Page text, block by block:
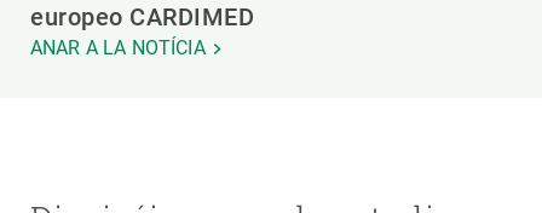
europeo CARDIMED
ANAR A LA NOTÍCIA